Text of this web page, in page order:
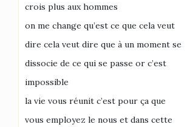
crois plus aux hommes
on me change qu’est ce que cela veut
dire cela veut dire que à un moment se
dissocie de ce qui se passe or c’est
impossible
la vie vous réunit c’est pour ça que
vous employez le nous et dans cette